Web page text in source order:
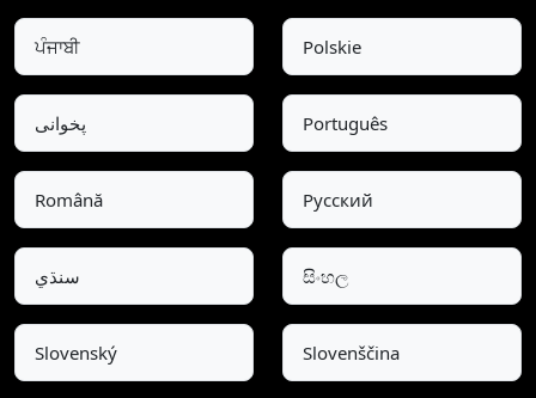
ਪੰਜਾਬੀ Polskie
پخوانی Português
Română Pусский
سنڌي සිංහල
Slovenský Slovenščina